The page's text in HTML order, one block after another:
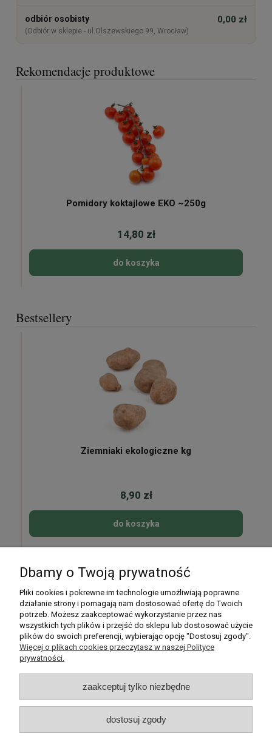
odbiór osobisty
(Odbiór w sklepie - ul.Olszewskiego 99, Wrocław)
0,00 zł
Rekomendacje produktowe
Pomidory koktajlowe EKO ~250g
14,80 zł
do koszyka
Bestsellery
Ziemniaki ekologiczne kg
8,90 zł
do koszyka
Moje konto
Płatności i dostawa
Informacje
O nas
Dbamy o Twoją prywatność
Pliki cookies i pokrewne im technologie umożliwiają poprawne
działanie strony i pomagają nam dostosować ofertę do Twoich
potrzeb. Możesz zaakceptować wykorzystanie przez nas
wszystkich tych plików i przejść do sklepu lub dostosować użycie
plików do swoich preferencji, wybierając opcję "Dostosuj zgody".
Więcej o plikach cookies przeczytasz w naszej Polityce
prywatności.
zaakceptuj tylko niezbędne
dostosuj zgody